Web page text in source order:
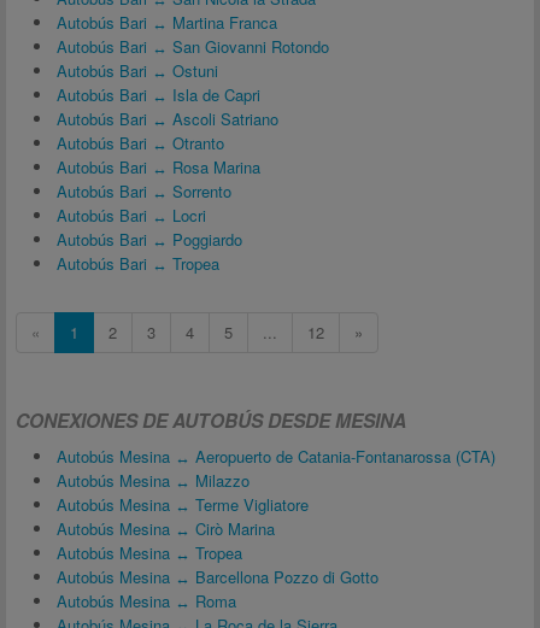
Autobús Bari ↔ Martina Franca
Autobús Bari ↔ San Giovanni Rotondo
Autobús Bari ↔ Ostuni
Autobús Bari ↔ Isla de Capri
Autobús Bari ↔ Ascoli Satriano
Autobús Bari ↔ Otranto
Autobús Bari ↔ Rosa Marina
Autobús Bari ↔ Sorrento
Autobús Bari ↔ Locri
Autobús Bari ↔ Poggiardo
Autobús Bari ↔ Tropea
« 1 2 3 4 5 ... 12 »
CONEXIONES DE AUTOBÚS DESDE MESINA
Autobús Mesina ↔ Aeropuerto de Catania-Fontanarossa (CTA)
Autobús Mesina ↔ Milazzo
Autobús Mesina ↔ Terme Vigliatore
Autobús Mesina ↔ Cirò Marina
Autobús Mesina ↔ Tropea
Autobús Mesina ↔ Barcellona Pozzo di Gotto
Autobús Mesina ↔ Roma